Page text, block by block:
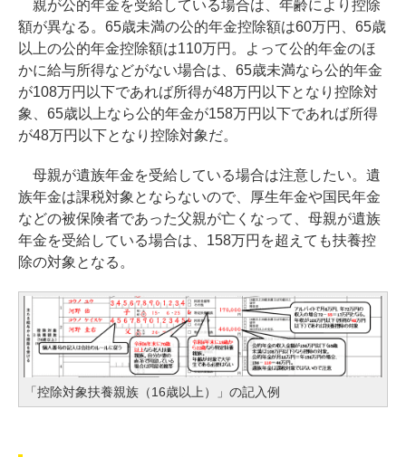
親が公的年金を受給している場合は、年齢により控除
額が異なる。65歳未満の公的年金控除額は60万円、65歳
以上の公的年金控除額は110万円。よって公的年金のほ
かに給与所得などがない場合は、65歳未満なら公的年金
が108万円以下であれば所得が48万円以下となり控除対
象、65歳以上なら公的年金が158万円以下であれば所得
が48万円以下となり控除対象だ。
母親が遺族年金を受給している場合は注意したい。遺
族年金は課税対象とならないので、厚生年金や国民年金
などの被保険者であった父親が亡くなって、母親が遺族
年金を受給している場合は、158万円を超えても扶養控
除の対象となる。
「控除対象扶養親族（16歳以上）」の記入例